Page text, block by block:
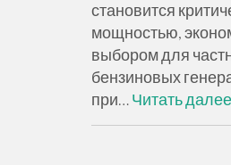
становится
мощностью,
выбором для
бензиновых
при…Читать далее